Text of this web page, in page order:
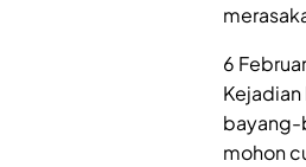
6
bayang-
mohon